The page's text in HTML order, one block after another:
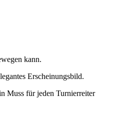
kann.
Erscheinungsbild.
Muss für jeden Turnierreiter